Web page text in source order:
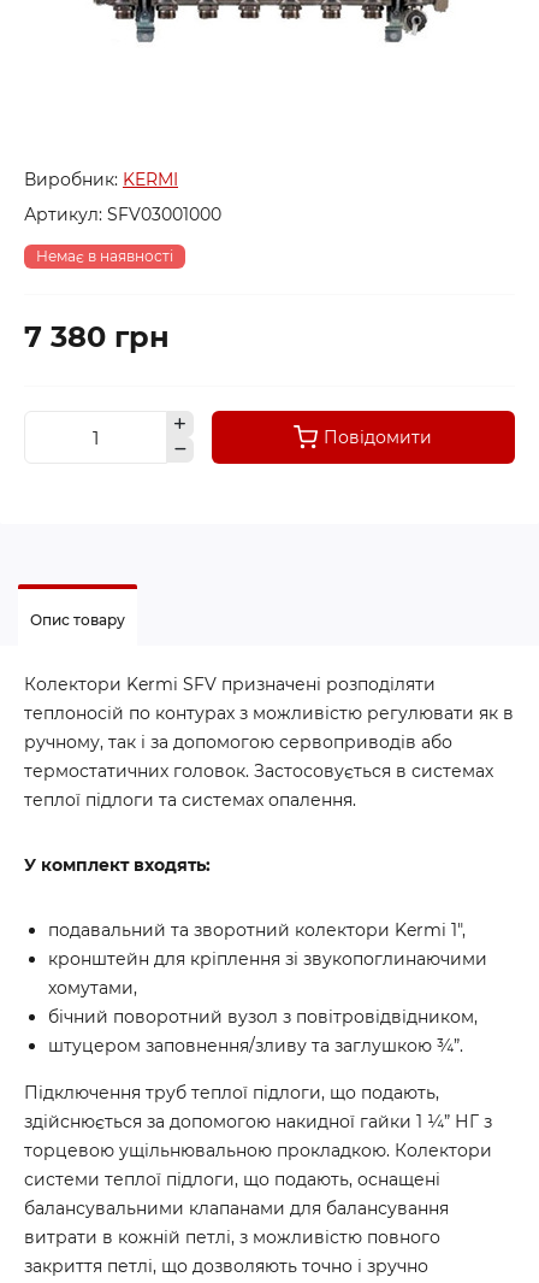
Виробник: KERMI
Артикул: SFV03001000
Немає в наявності
7 380 грн
Повідомити
Опис товару
Колектори Kermi SFV призначені розподіляти
теплоносій по контурах з можливістю регулювати як в
ручному, так і за допомогою сервоприводів або
термостатичних головок. Застосовується в системах
теплої підлоги та системах опалення.
У комплект входять:
подавальний та зворотний колектори Kermi 1″,
кронштейн для кріплення зі звукопоглинаючими
хомутами,
бічний поворотний вузол з повітровідвідником,
штуцером заповнення/зливу та заглушкою ¾”.
Підключення труб теплої підлоги, що подають,
здійснюється за допомогою накидної гайки 1 ¼” НГ з
торцевою ущільнювальною прокладкою. Колектори
системи теплої підлоги, що подають, оснащені
балансувальними клапанами для балансування
витрати в кожній петлі, з можливістю повного
закриття петлі, що дозволяють точно і зручно